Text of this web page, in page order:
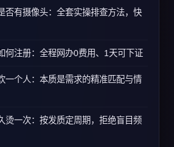
否有摄像头：全套实操排查方法，快
何注册：全程网办0费用、1天可下证
一个人：本质是需求的精准匹配与情
烫一次：按发质定周期，拒绝盲目频